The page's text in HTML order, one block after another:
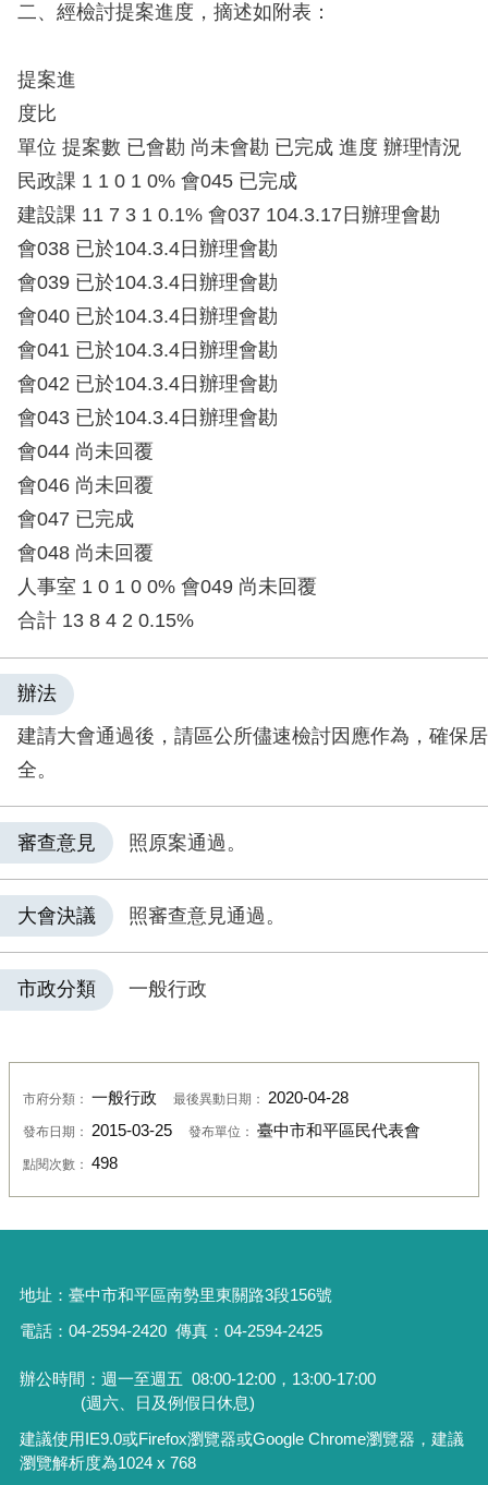
二、經檢討提案進度，摘述如附表：
提案進
度比
單位 提案數 已會勘 尚未會勘 已完成 進度 辦理情況
民政課 1 1 0 1 0% 會045 已完成
建設課 11 7 3 1 0.1% 會037 104.3.17日辦理會勘
會038 已於104.3.4日辦理會勘
會039 已於104.3.4日辦理會勘
會040 已於104.3.4日辦理會勘
會041 已於104.3.4日辦理會勘
會042 已於104.3.4日辦理會勘
會043 已於104.3.4日辦理會勘
會044 尚未回覆
會046 尚未回覆
會047 已完成
會048 尚未回覆
人事室 1 0 1 0 0% 會049 尚未回覆
合計 13 8 4 2 0.15%
辦法
建請大會通過後，請區公所儘速檢討因應作為，確保
全。
審查意見 照原案通過。
大會決議 照審查意見通過。
市政分類 一般行政
市府分類： 一般行政 最後異動日期： 2020-04-28
發布日期： 2015-03-25 發布單位： 臺中市和平區民代表會
點閱次數： 498
地址： 臺中市和平區南勢里東關路3段156號
電話：04-2594-2420 傳真：04-2594-2425
辦公時間：週一至週五 08:00-12:00，13:00-17:00
(週六、日及例假日休息)
建議使用IE9.0或Firefox瀏覽器或Google Chrome瀏覽器，建議
瀏覽解析度為1024 x 768